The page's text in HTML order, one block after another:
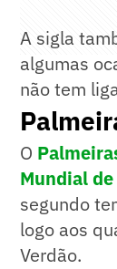
A sigla
algumas
não tem
O
Mundial
segundo
logo aos
Verdão.